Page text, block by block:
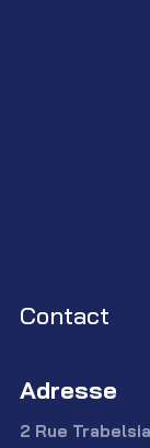
Contact
Adresse
2 Rue